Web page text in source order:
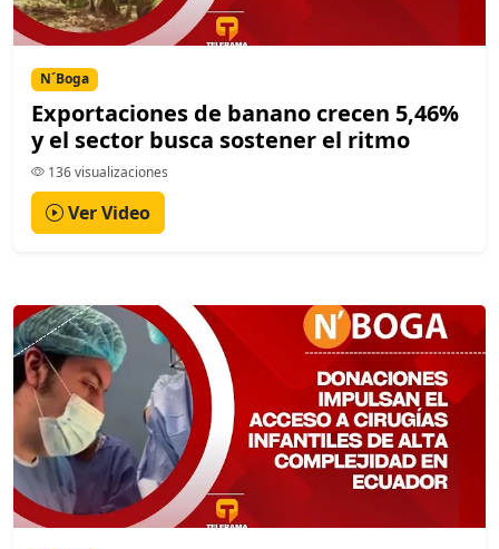
N´Boga
Exportaciones de banano crecen 5,46%
y el sector busca sostener el ritmo
136 visualizaciones
Ver Video